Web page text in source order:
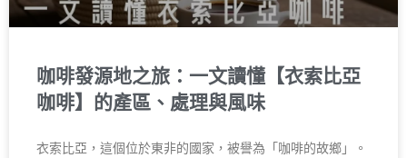
咖啡發源地之旅：一文讀懂【衣索比亞
咖啡】的產區、處理與風味
衣索比亞，這個位於東非的國家，被譽為「咖啡的故鄉」。